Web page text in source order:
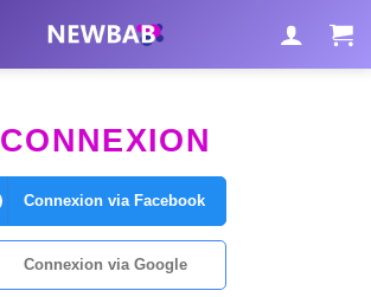
CONNEXION
Connexion via Facebook
Connexion via Google